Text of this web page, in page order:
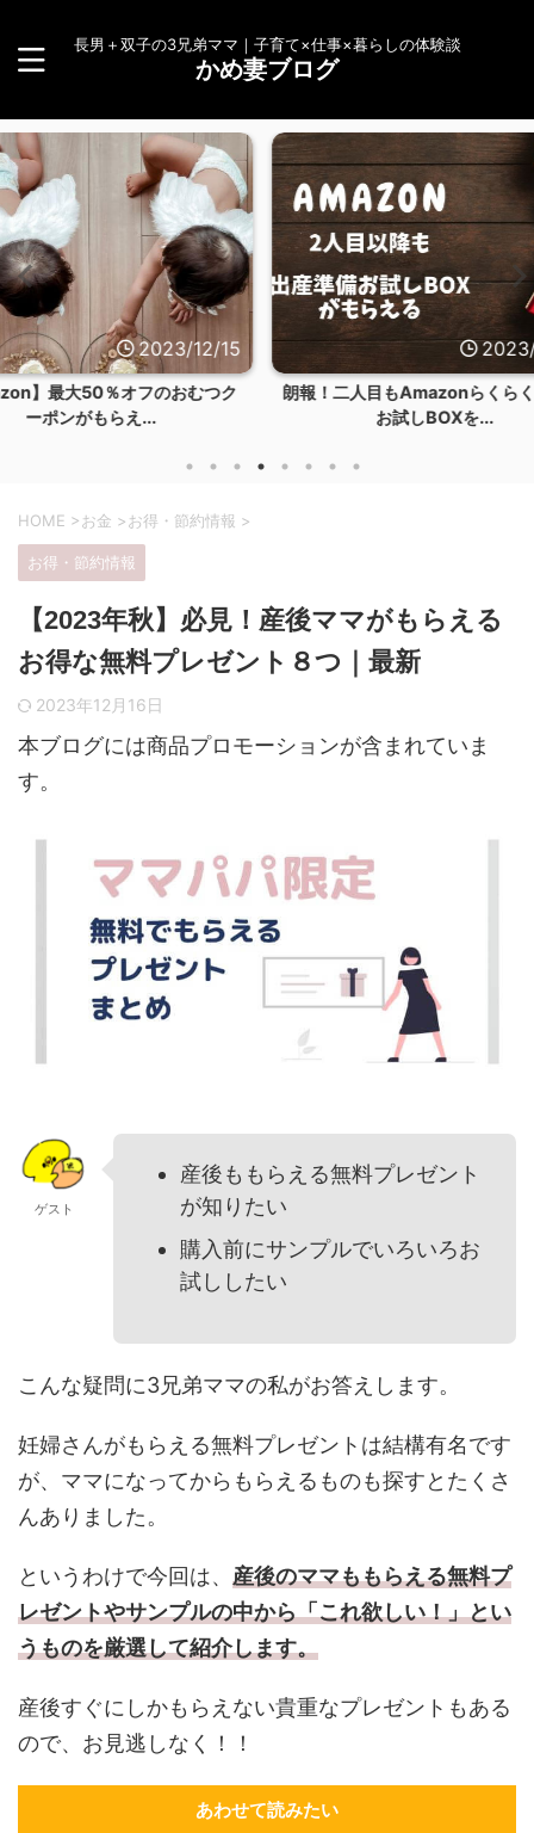
長男＋双子の3兄弟ママ｜子育て×仕事×暮らしの体験談
かめ妻ブログ
12/15
むつク
2023/12/14
朗報！二人目もAmazonらくらくベビー
【体験談
HOME > お金 > お得・節約情報 >
お得・節約情報
【2023年秋】必見！産後ママがもらえる
お得な無料プレゼント８つ｜最新
2023年12月16日
本ブログには商品プロモーションが含まれていま
す。
ゲスト
産後ももらえる無料プレゼント
が知りたい
購入前にサンプルでいろいろお
試ししたい
こんな疑問に3兄弟ママの私がお答えします。
妊婦さんがもらえる無料プレゼントは結構有名です
が、ママになってからもらえるものも探すとたくさ
んありました。
というわけで今回は、 産後のママももらえる無料プ
レゼントやサンプルの中から「これ欲しい！」とい
うものを厳選して紹介します。
産後すぐにしかもらえない貴重なプレゼントもある
ので、お見逃しなく！！
あわせて読みたい